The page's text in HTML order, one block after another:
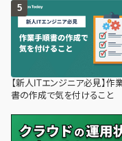
【新人ITエンジニア必見】作
書の作成で気を付けること